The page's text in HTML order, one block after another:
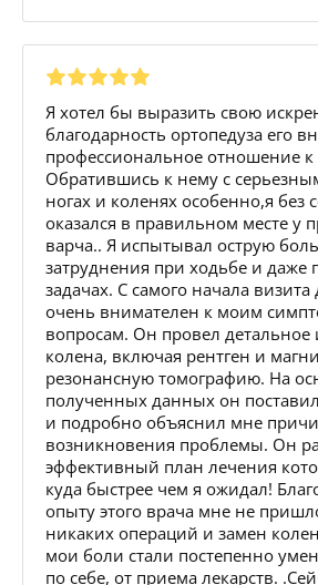
Я хотел бы выразить свою
благодарность ортопедуза его
профессиональное отношение
Обратившись к нему с
ногах и коленях особенно,я без
оказался в правильном месте у
варча.. Я испытывал острую
затруднения при ходьбе и даже
задачах. С самого начала
очень внимателен к моим
вопросам. Он провел детальное
колена, включая рентген и
резонансную томографию. На
полученных данных он
и подробно объяснил мне
возникновения проблемы. Он
эффективный план лечения
куда быстрее чем я ожидал!
опыту этого врача мне не
никаких операций и замен
мои боли стали постепенно
по себе, от приема лекарств.